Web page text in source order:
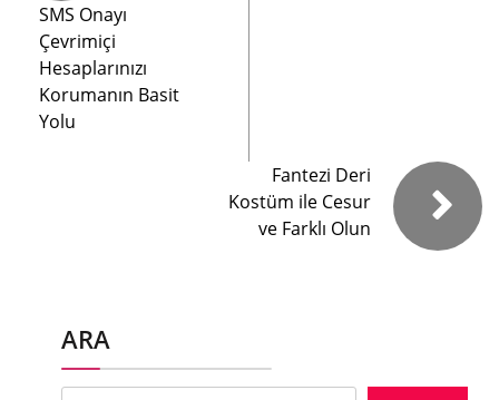
SMS Onayı
Çevrimiçi
Hesaplarınızı
Korumanın Basit
Yolu
Fantezi Deri
Kostüm ile Cesur
ve Farklı Olun
ARA